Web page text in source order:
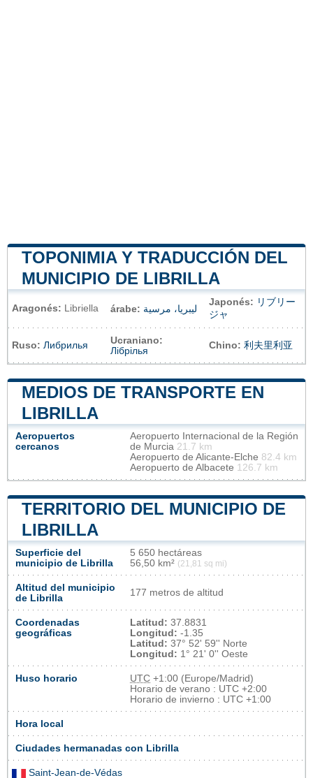
TOPONIMIA Y TRADUCCIÓN DEL
MUNICIPIO DE LIBRILLA
Aragonés: Libriella árabe: ليبريا، مرسية
Japonés: リブリー
ジャ
Ruso: Либрилья
Ucraniano:
Лібрілья
Chino: 利夫里利亚
MEDIOS DE TRANSPORTE EN
LIBRILLA
Aeropuertos
cercanos
Aeropuerto Internacional de la Región
de Murcia 21.7 km
Aeropuerto de Alicante-Elche 82.4 km
Aeropuerto de Albacete 126.7 km
TERRITORIO DEL MUNICIPIO DE
LIBRILLA
Superficie del
municipio de Librilla
5 650 hectáreas
56,50 km² (21,81 sq mi)
Altitud del municipio
de Librilla
177 metros de altitud
Coordenadas
geográficas
Latitud: 37.8831
Longitud: -1.35
Latitud: 37° 52' 59'' Norte
Longitud: 1° 21' 0'' Oeste
Huso horario UTC +1:00 (Europe/Madrid)
Horario de verano : UTC +2:00
Horario de invierno : UTC +1:00
Hora local
Ciudades hermanadas con Librilla
Saint-Jean-de-Védas